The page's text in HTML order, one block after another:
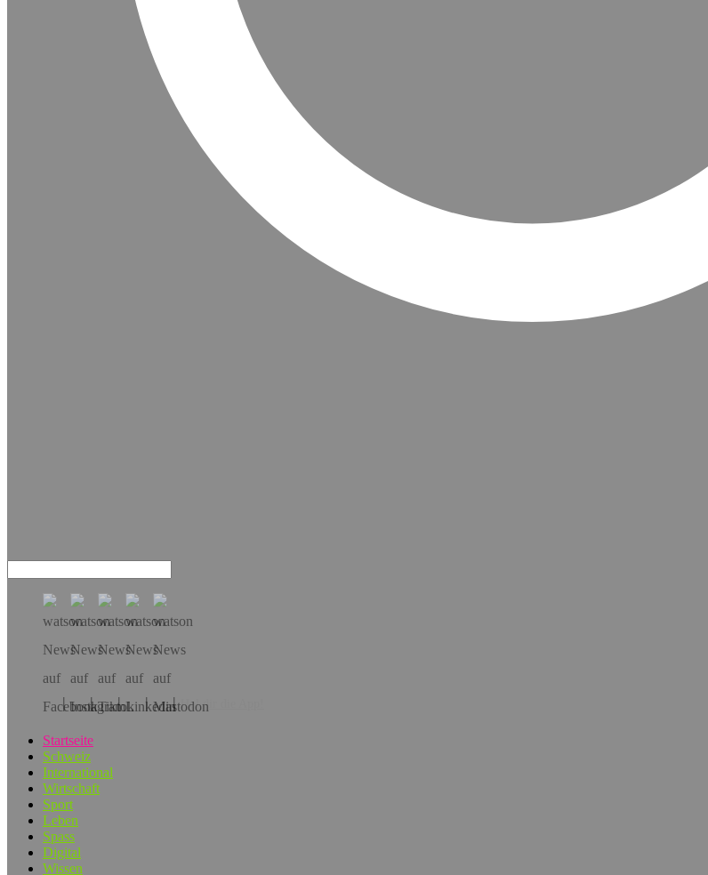
Hol dir die App!
Startseite
Schweiz
International
Wirtschaft
Sport
Leben
Spass
Digital
Wissen